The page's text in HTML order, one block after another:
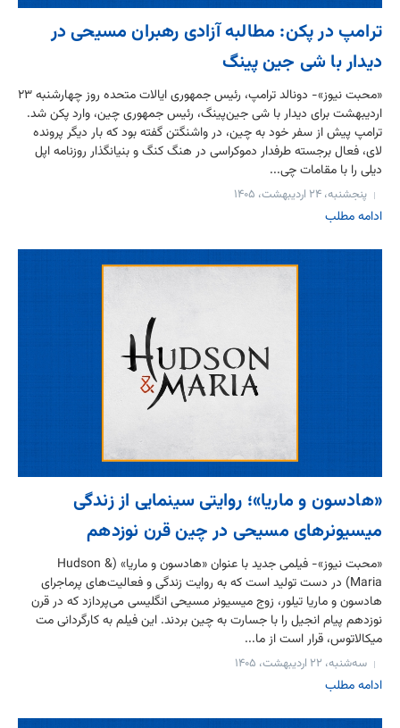
ترامپ در پکن: مطالبه آزادی رهبران مسیحی در
دیدار با شی جین پینگ
«محبت نیوز»- دونالد ترامپ، رئیس جمهوری ایالات متحده روز چهارشنبه ۲۳
اردیبهشت برای دیدار با شی جین‌پینگ، رئیس جمهوری چین، وارد پکن شد.
ترامپ پیش از سفر خود به چین، در واشنگتن گفته بود که بار دیگر پرونده
لای، فعال برجسته طرفدار دموکراسی در هنگ کنگ و بنیانگذار روزنامه اپل
دیلی را با مقامات چی...
پنجشنبه، ۲۴ اردیبهشت، ۱۴۰۵
ادامه مطلب
«هادسون و ماریا»؛ روایتی سینمایی از زندگی
میسیونرهای مسیحی در چین قرن نوزدهم
«محبت نیوز»- فیلمی جدید با عنوان «هادسون و ماریا» (Hudson &
Maria) در دست تولید است که به روایت زندگی و فعالیت‌های پرماجرای
هادسون و ماریا تیلور، زوج میسیونر مسیحی انگلیسی می‌پردازد که در قرن
نوزدهم پیام انجیل را با جسارت به چین بردند. این فیلم به کارگردانی مت
میکالاتوس، قرار است از ما...
سه‌شنبه، ۲۲ اردیبهشت، ۱۴۰۵
ادامه مطلب